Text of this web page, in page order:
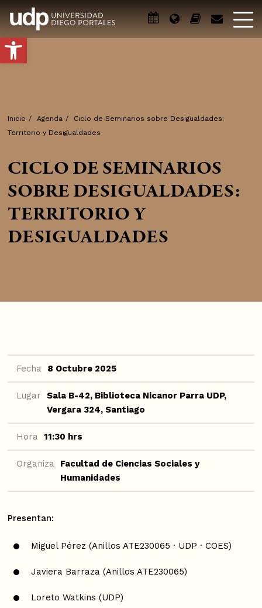
Abrir barra de herramientas
Inicio / Agenda /
Ciclo de Seminarios sobre Desigualdades:
Territorio y Desigualdades
CICLO DE SEMINARIOS
SOBRE DESIGUALDADES:
TERRITORIO Y
DESIGUALDADES
Fecha 8 Octubre 2025
Lugar
Sala B-42, Biblioteca Nicanor Parra UDP,
Vergara 324, Santiago
Hora 11:30 hrs
Organiza
Facultad de Ciencias Sociales y
Humanidades
Presentan:
Miguel Pérez (Anillos ATE230065 · UDP · COES)
Javiera Barraza (Anillos ATE230065)
Loreto Watkins (UDP)